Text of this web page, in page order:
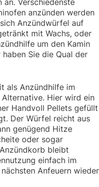
an. Verschiedenste
anzünden werden
Anzündwürfel auf
mit Wachs, oder
um den Kamin
Sie die Qual der
als Anzündhilfe im
Hier wird ein
Handvoll Pellets gefüllt
Der Würfel reicht aus
genügend Hitze
oder sogar
bleibt
einfach im
Anfeuern wieder